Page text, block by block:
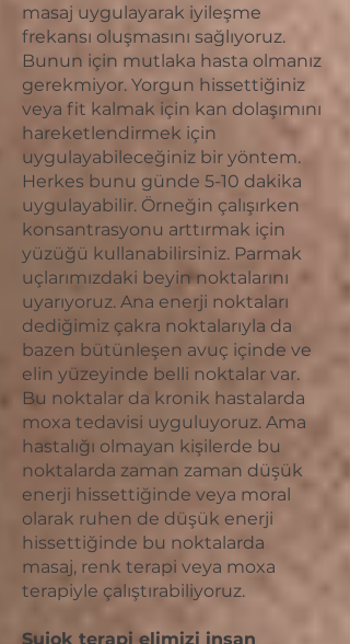
masaj uygulayarak iyileşme
frekansı oluşmasını sağlıyoruz.
Bunun için mutlaka hasta olmanız
gerekmiyor. Yorgun hissettiğiniz
veya fit kalmak için kan dolaşımını
hareketlendirmek için
uygulayabileceğiniz bir yöntem.
Herkes bunu günde 5-10 dakika
uygulayabilir. Örneğin çalışırken
konsantrasyonu arttırmak için
yüzüğü kullanabilirsiniz. Parmak
uçlarımızdaki beyin noktalarını
uyarıyoruz. Ana enerji noktaları
dediğimiz çakra noktalarıyla da
bazen bütünleşen avuç içinde ve
elin yüzeyinde belli noktalar var.
Bu noktalar da kronik hastalarda
moxa tedavisi uyguluyoruz. Ama
hastalığı olmayan kişilerde bu
noktalarda zaman zaman düşük
enerji hissettiğinde veya moral
olarak ruhen de düşük enerji
hissettiğinde bu noktalarda
masaj, renk terapi veya moxa
terapiyle çalıştırabiliyoruz.
Sujok terapi elimizi insan